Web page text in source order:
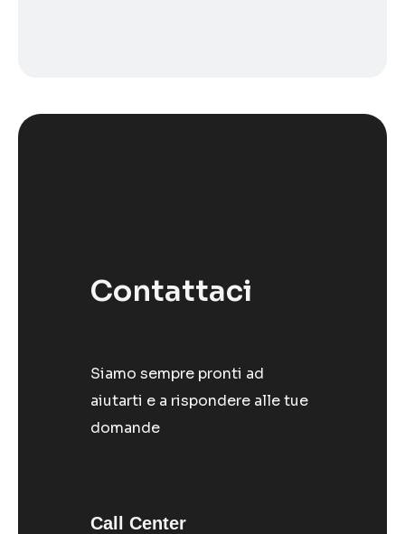
Contattaci
Siamo sempre pronti ad
aiutarti e a rispondere alle tue
domande
Call Center